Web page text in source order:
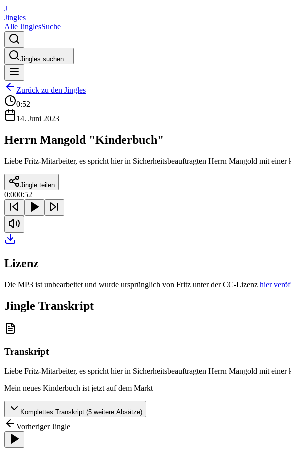
J
Jingles
Alle JinglesSuche
Jingles suchen...
Zurück zu den Jingles
0:52
14. Juni 2023
Herrn Mangold "Kinderbuch"
Liebe Fritz-Mitarbeiter, es spricht hier in Sicherheitsbeauftragten Herrn Mangold mit
Jingle teilen
0:000:52
Lizenz
Die MP3 ist unbearbeitet und wurde ursprünglich von Fritz unter der CC-Lizenz hier
Jingle Transkript
Transkript
Liebe Fritz-Mitarbeiter, es spricht hier in Sicherheitsbeauftragten Herrn Mangold mit einer
Mein neues Kinderbuch ist jetzt auf dem Markt
Komplettes Transkript (5 weitere Absätze)
Vorheriger Jingle